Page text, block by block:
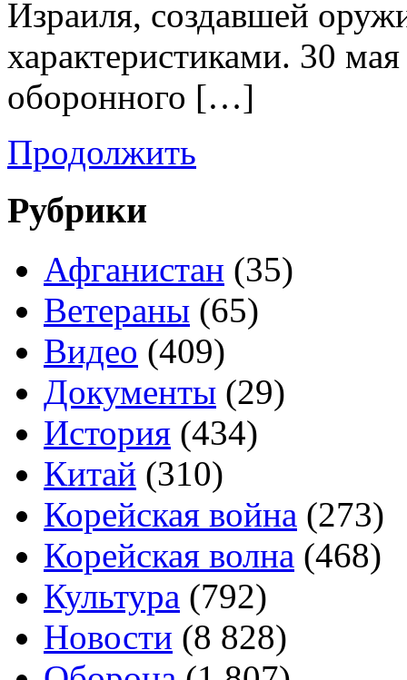
Израиля, создавшей
характеристиками. 30
оборонного […]
Продолжить
Рубрики
Афганистан (35)
Ветераны (65)
Видео (409)
Документы (29)
История (434)
Китай (310)
Корейская война (273)
Корейская волна (468)
Культура (792)
Новости (8 828)